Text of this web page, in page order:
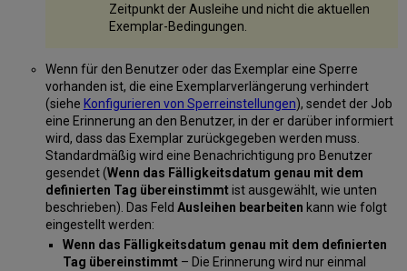
Zeitpunkt der Ausleihe und nicht die aktuellen
Exemplar-Bedingungen.
Wenn für den Benutzer oder das Exemplar eine Sperre
vorhanden ist, die eine Exemplarverlängerung verhindert
(siehe Konfigurieren von Sperreinstellungen), sendet der Job
eine Erinnerung an den Benutzer, in der er darüber informiert
wird, dass das Exemplar zurückgegeben werden muss.
Standardmäßig wird eine Benachrichtigung pro Benutzer
gesendet (Wenn das Fälligkeitsdatum genau mit dem
definierten Tag übereinstimmtist ausgewählt, wie unten
beschrieben). Das Feld Ausleihen bearbeiten kann wie folgt
eingestellt werden:
Wenn das Fälligkeitsdatum genau mit dem definierten
Tag übereinstimmt – Die Erinnerung wird nur einmal